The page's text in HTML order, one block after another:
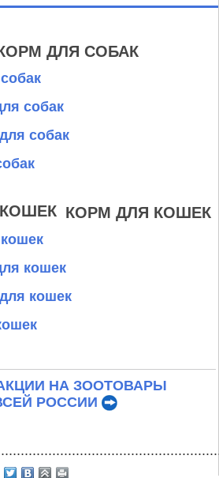
ДЛЯ СОБАК
собак
собак
КОРМ ДЛЯ КОШЕК
кошек
кошек
НА ЗООТОВАРЫ
РОССИИ